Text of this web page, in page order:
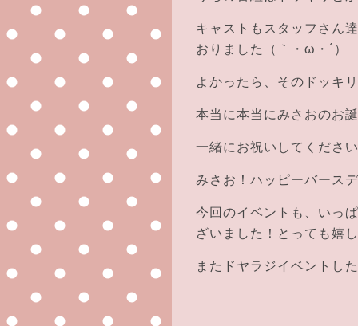
キャストもスタッフさん
おりました（｀・ω・´）
よかったら、そのドッキ
本当に本当にみさおのお
一緒にお祝いしてくださ
みさお！ハッピーバース
今回のイベントも、いっ
ざいました！とっても嬉
またドヤラジイベントし